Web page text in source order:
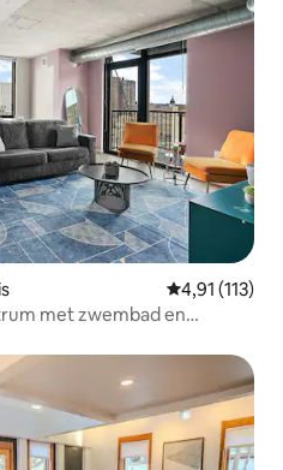
Gemiddelde
4,91 (113)
met zwembad en